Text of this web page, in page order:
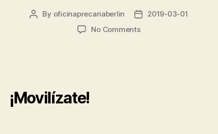
Post
By oficinaprecariaberlin
Post2019-03-01
No Commentson
¡Movilízate!